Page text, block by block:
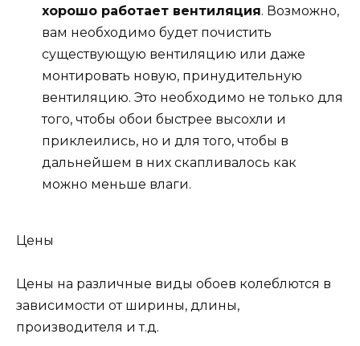
хорошо работает вентиляция. Возможно,
вам необходимо будет почистить
существующую вентиляцию или даже
монтировать новую, принудительную
вентиляцию. Это необходимо не только для
того, чтобы обои быстрее высохли и
приклеились, но и для того, чтобы в
дальнейшем в них скапливалось как
можно меньше влаги.
Цены
Цены на различные виды обоев колеблются в
зависимости от ширины, длины,
производителя и т.д.